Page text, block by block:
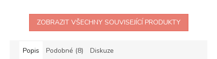
ZOBRAZIT VŠECHNY SOUVISEJÍCÍ PRODUKTY
Popis Podobné (8) Diskuze